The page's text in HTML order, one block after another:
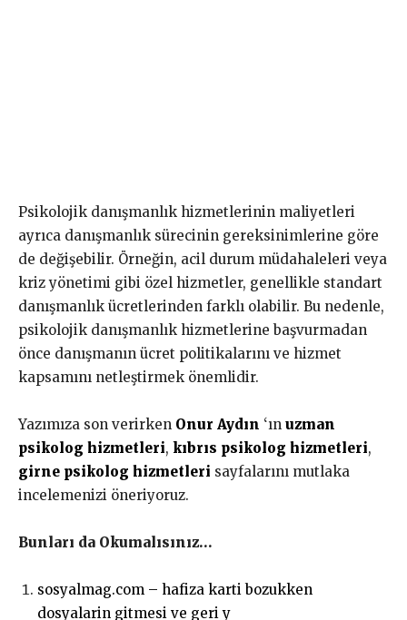
Psikolojik danışmanlık hizmetlerinin maliyetleri
ayrıca danışmanlık sürecinin gereksinimlerine göre
de değişebilir. Örneğin, acil durum müdahaleleri veya
kriz yönetimi gibi özel hizmetler, genellikle standart
danışmanlık ücretlerinden farklı olabilir. Bu nedenle,
psikolojik danışmanlık hizmetlerine başvurmadan
önce danışmanın ücret politikalarını ve hizmet
kapsamını netleştirmek önemlidir.
Yazımıza son verirken Onur Aydın ‘ın uzman
psikolog hizmetleri, kıbrıs psikolog hizmetleri,
girne psikolog hizmetleri sayfalarını mutlaka
incelemenizi öneriyoruz.
Bunları da Okumalısınız…
sosyalmag.com – hafiza karti bozukken
dosyalarin gitmesi ve geri y